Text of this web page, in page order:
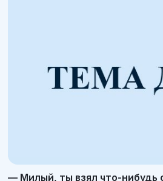
— Милый, ты взял что-нибудь